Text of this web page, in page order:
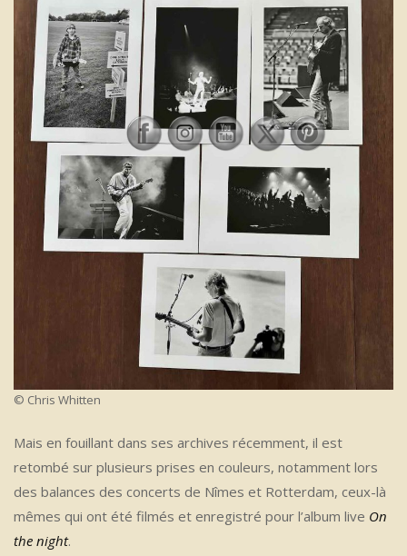
© Chris Whitten
Mais en fouillant dans ses archives récemment, il est
retombé sur plusieurs prises en couleurs, notamment lors
des balances des concerts de Nîmes et Rotterdam, ceux-là
mêmes qui ont été filmés et enregistré pour l’album live On
the night.